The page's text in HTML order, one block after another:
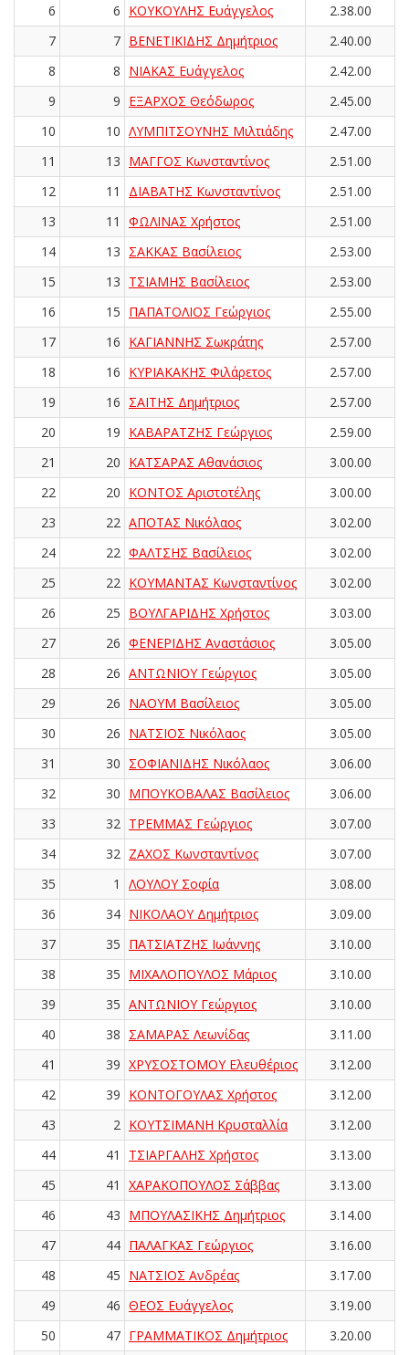
6
6 ΚΟΥΚΟΥΛΗΣ Ευάγγελος
2.38.00
7
7 ΒΕΝΕΤΙΚΙΔΗΣ Δημήτριος
2.40.00
8
8 ΝΙΑΚΑΣ Ευάγγελος
2.42.00
9
9 ΕΞΑΡΧΟΣ Θεόδωρος
2.45.00
10
10 ΛΥΜΠΙΤΣΟΥΝΗΣ Μιλτιάδης
2.47.00
11
13 ΜΑΓΓΟΣ Κωνσταντίνος
2.51.00
12
11 ΔΙΑΒΑΤΗΣ Κωνσταντίνος
2.51.00
13
11 ΦΩΛΙΝΑΣ Χρήστος
2.51.00
14
13 ΣΑΚΚΑΣ Βασίλειος
2.53.00
15
13 ΤΣΙΑΜΗΣ Βασίλειος
2.53.00
16
15 ΠΑΠΑΤΟΛΙΟΣ Γεώργιος
2.55.00
17
16 ΚΑΓΙΑΝΝΗΣ Σωκράτης
2.57.00
18
16 ΚΥΡΙΑΚΑΚΗΣ Φιλάρετος
2.57.00
19
16 ΣΑΪΤΗΣ Δημήτριος
2.57.00
20
19 ΚΑΒΑΡΑΤΖΗΣ Γεώργιος
2.59.00
21
20 ΚΑΤΣΑΡΑΣ Αθανάσιος
3.00.00
22
20 ΚΟΝΤΟΣ Αριστοτέλης
3.00.00
23
22 ΑΠΟΤΑΣ Νικόλαος
3.02.00
24
22 ΦΑΛΤΣΗΣ Βασίλειος
3.02.00
25
22 ΚΟΥΜΑΝΤΑΣ Κωνσταντίνος
3.02.00
26
25 ΒΟΥΛΓΑΡΙΔΗΣ Χρήστος
3.03.00
27
26 ΦΕΝΕΡΙΔΗΣ Αναστάσιος
3.05.00
28
26 ΑΝΤΩΝΙΟΥ Γεώργιος
3.05.00
29
26 ΝΑΟΥΜ Βασίλειος
3.05.00
30
26 ΝΑΤΣΙΟΣ Νικόλαος
3.05.00
31
30 ΣΟΦΙΑΝΙΔΗΣ Νικόλαος
3.06.00
32
30 ΜΠΟΥΚΟΒΑΛΑΣ Βασίλειος
3.06.00
33
32 ΤΡΕΜΜΑΣ Γεώργιος
3.07.00
34
32 ΖΑΧΟΣ Κωνσταντίνος
3.07.00
35
1 ΛΟΥΛΟΥ Σοφία
3.08.00
36
34 ΝΙΚΟΛΑΟΥ Δημήτριος
3.09.00
37
35 ΠΑΤΣΙΑΤΖΗΣ Ιωάννης
3.10.00
38
35 ΜΙΧΑΛΟΠΟΥΛΟΣ Μάριος
3.10.00
39
35 ΑΝΤΩΝΙΟΥ Γεώργιος
3.10.00
40
38 ΣΑΜΑΡΑΣ Λεωνίδας
3.11.00
41
39 ΧΡΥΣΟΣΤΟΜΟΥ Ελευθέριος
3.12.00
42
39 ΚΟΝΤΟΓΟΥΛΑΣ Χρήστος
3.12.00
43
2 ΚΟΥΤΣΙΜΑΝΗ Κρυσταλλία
3.12.00
44
41 ΤΣΙΑΡΓΑΛΗΣ Χρήστος
3.13.00
45
41 ΧΑΡΑΚΟΠΟΥΛΟΣ Σάββας
3.13.00
46
43 ΜΠΟΥΛΑΣΙΚΗΣ Δημήτριος
3.14.00
47
44 ΠΑΛΑΓΚΑΣ Γεώργιος
3.16.00
48
45 ΝΑΤΣΙΟΣ Ανδρέας
3.17.00
49
46 ΘΕΟΣ Ευάγγελος
3.19.00
50
47 ΓΡΑΜΜΑΤΙΚΟΣ Δημήτριος 3.20.00